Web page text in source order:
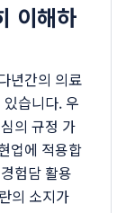
이해하
년간의 의료
습니다. 우
의 규정 가
업에 적용합
험담 활용
의 소지가